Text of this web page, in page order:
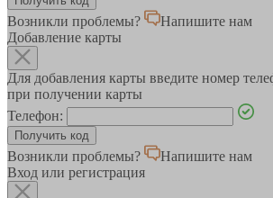
Возникли проблемы?
Напишите нам
Добавление карты
Для добавления карты введите номер
при получении карты
Телефон:
Возникли проблемы?
Напишите нам
Вход или регистрация